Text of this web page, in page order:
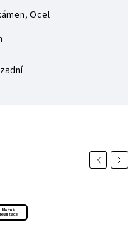
, Ocel
Previous
Možná
realizace
Next